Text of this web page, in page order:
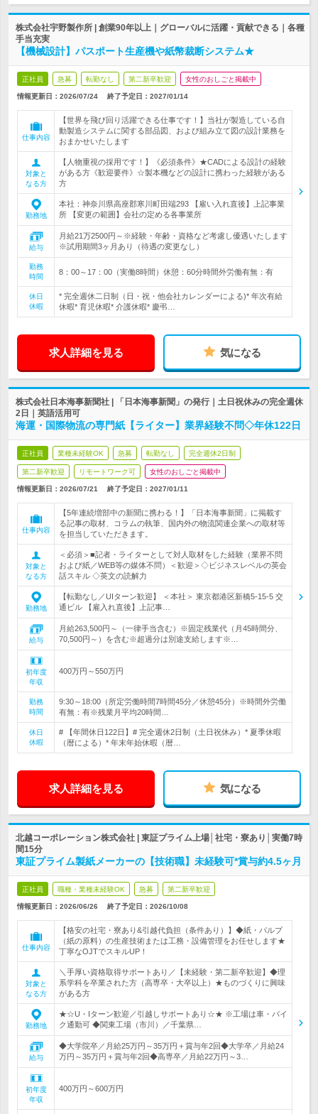
株式会社宇野製作所 | 創業90年以上｜グローバルに活躍・貢献できる｜各種
手当充実
【機械設計】パスポート生産機や紙幣裁断システム★
正社員 急募 転勤なし 第二新卒歓迎 女性のおしごと掲載中
情報更新日：2026/07/24 終了予定日： 2027/01/14
仕事内容
【世界を飛び回り活躍できる仕事です！】当社が製造している自
動製造システムに関する部品図、および組み立て図の設計業務を
おまかせいたします
対象と
なる方
【人物重視の採用です！】《必須条件》★CADによる設計の経験
がある方《歓迎要件》☆製本機などの設計に携わった経験がある
方
勤務地
本社：神奈川県高座郡寒川町田端293 【雇い入れ直後】上記事業
所 【変更の範囲】会社の定める各事業所
給与
月給21万2500円～※経験・年齢・資格など考慮し優遇いたします
※試用期間3ヶ月あり（待遇の変更なし）
勤務
時間
8：00～17：00（実働8時間）休憩：60分時間外労働有無：有
休日
休暇
* 完全週休二日制（日・祝・他会社カレンダーによる)* 年次有給
休暇* 育児休暇* 介護休暇* 慶弔…
求人詳細を見る 気になる
株式会社日本海事新聞社 | 「日本海事新聞」の発行｜土日祝休みの完全週休
2日｜英語活用可
海運・国際物流の専門紙【ライター】業界経験不問◇年休122日
正社員 業種未経験OK 急募 転勤なし 完全週休2日制
第二新卒歓迎 リモートワーク可 女性のおしごと掲載中
情報更新日：2026/07/21 終了予定日： 2027/01/11
仕事内容
【5年連続増部中の新聞に携わる！】「日本海事新聞」に掲載す
る記事の取材、コラムの執筆、国内外の物流関連企業への取材等
を担当していただきます。
対象と
なる方
＜必須＞■記者・ライターとして対人取材をした経験（業界不問
および紙／WEB等の媒体不問）＜歓迎＞◇ビジネスレベルの英会
話スキル ◇英文の読解力
勤務地
【転勤なし／UIターン歓迎】 ＜本社＞ 東京都港区新橋5-15-5 交
通ビル 【雇入れ直後】上記事…
給与
月給263,500円～（一律手当含む）※固定残業代（月45時間分、
70,500円～）を含む※超過分は別途支給します※…
初年度
年収
400万円～550万円
勤務
時間
9:30～18:00（所定労働時間7時間45分／休憩45分）※時間外労働
有無：有※残業月平均20時間…
休日
休暇
# 【年間休日122日】# 完全週休2日制（土日祝休み）* 夏季休暇
（暦による）* 年末年始休暇（暦…
求人詳細を見る 気になる
北越コーポレーション株式会社 | 東証プライム上場│社宅・寮あり│実働7時
間15分
東証プライム製紙メーカーの【技術職】未経験可*賞与約4.5ヶ月
正社員 職種・業種未経験OK 急募 第二新卒歓迎
情報更新日：2026/06/26 終了予定日： 2026/10/08
仕事内容
【格安の社宅・寮あり&引越代負担（条件あり）】◆紙・パルプ
（紙の原料）の生産技術または工務・設備管理をお任せします★
丁寧なOJTでスキルUP！
対象と
なる方
＼手厚い資格取得サポートあり／【未経験・第二新卒歓迎】◆理
系学科を卒業された方（高専卒・大卒以上）★ものづくりに興味
がある方
勤務地
★☆U・Iターン歓迎／引越しサポートあり☆★ ※工場は車・バイ
ク通勤可 ◆関東工場（市川）／千葉県…
給与
◆大学院卒／月給25万円～35万円＋賞与年2回◆大学卒／月給24
万円～35万円＋賞与年2回◆高専卒／月給22万円～3…
初年度
年収
400万円～600万円